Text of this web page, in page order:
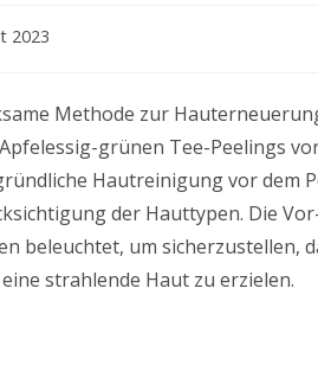
2023
Methode zur
grünen Tee-Peelings
Hautreinigung vor dem
der Hauttypen. Die
beleuchtet, um sicherzustellen,
strahlende Haut zu erzielen.